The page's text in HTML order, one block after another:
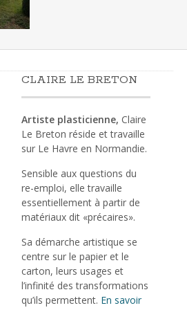
CLAIRE LE BRETON
Artiste plasticienne, Claire
Le Breton réside et travaille
sur Le Havre en Normandie.
Sensible aux questions du
re-emploi, elle travaille
essentiellement à partir de
matériaux dit «précaires».
Sa démarche artistique se
centre sur le papier et le
carton, leurs usages et
l’infinité des transformations
qu’ils permettent. En savoir